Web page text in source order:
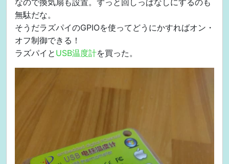
なので換気扇も設置。ずっと回しっぱなしにするのも
無駄だな。
そうだラズパイのGPIOを使ってどうにかすればオン・
オフ制御できる！
ラズパイと USB温度計を買った。